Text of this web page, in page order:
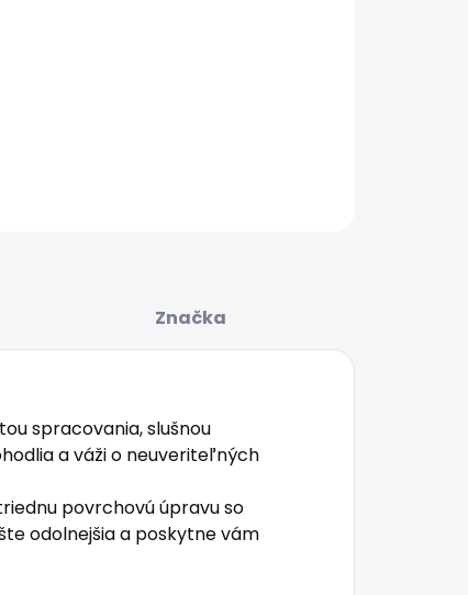
INFORMÁCIE
Značka
spracovania, slušnou
a váži o neuveriteľných
povrchovú úpravu so
odolnejšia a poskytne vám